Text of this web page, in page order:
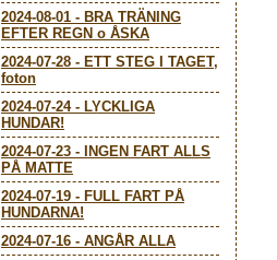
2024-08-01 - BRA TRÄNING
EFTER REGN o ÅSKA
2024-07-28 - ETT STEG I TAGET,
foton
2024-07-24- LYCKLIGA
HUNDAR!
2024-07-23 -
INGEN FART ALLS
PÅ MATTE
2024-07-19 - FULL FART PÅ
HUNDARNA!
2024-07-16 - ANGÅR ALLA